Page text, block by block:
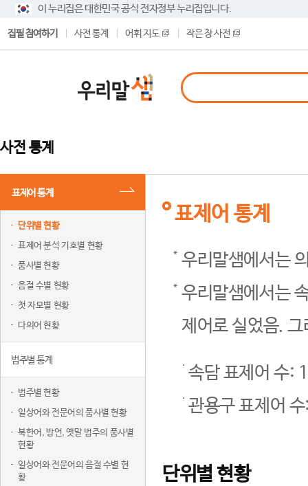
이 누리집은 대한민국 공식 전자정부 누리집입니다.
집필 참여하기 사전 통계 어휘 지도 작은 창 사전
사전 통계
표제어 통계
단위별 현황
표제어 분석 기호별 현황
품사별 현황
음절 수별 현황
첫 자모별 현황
다의어 현황
범주별 통계
범주별 현황
일상어와 전문어의 품사별 현황
북한어, 방언, 옛말 범주의 품사별
현황
일상어와 전문어의 음절 수별 현
황
표제어 통계
우리말샘에서는
우리말샘에서는
제어로 실었음.
속담 표제어 수:
관용구 표제어
단위별 현황